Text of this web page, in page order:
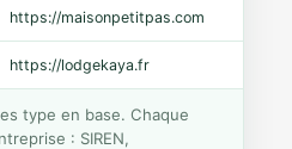
https://maisonpetitpas.com
https://lodgekaya.fr
type en base. Chaque
: SIREN,